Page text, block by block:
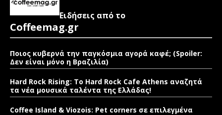
Ειδήσεις από το
Coffeemag.gr
Ποιος κυβερνά την παγκόσμια αγορά καφέ; (Spoiler:
Δεν είναι μόνο η Βραζιλία)
Hard Rock Rising: Το Hard Rock Cafe Athens αναζητά
τα νέα μουσικά ταλέντα της Ελλάδας!
Coffee Island & Viozois: Pet corners σε επιλεγμένα